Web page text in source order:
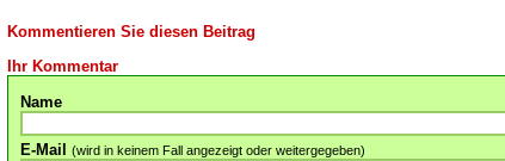
Kommentieren Sie diesen Beitrag
Ihr Kommentar
Name
E-Mail (wird in keinem Fall angezeigt oder weitergegeben)